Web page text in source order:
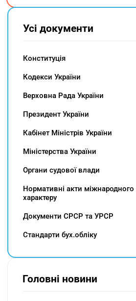
Усі документи
Конституція
Кодекси України
Верховна Рада України
Президент України
Кабінет Міністрів України
Міністерства України
Органи судової влади
Нормативні акти міжнародного
характеру
Документи СРСР та УРСР
Cтандарти бух.обліку
Головні новини